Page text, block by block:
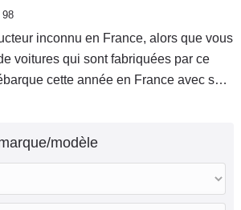
98
inconnu en France, alors que vous
voitures qui sont fabriquées par ce
cette année en France avec sa
sont-ce de bonnes affaires ?
modèle